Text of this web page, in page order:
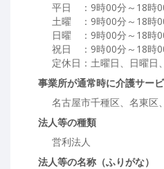
平日 ：9時00分～18時
土曜 ：9時00分～18時
日曜 ：9時00分～18時
祝日 ：9時00分～18時
定休日：土曜日、日曜日
事業所が通常時に介護サー
名古屋市千種区、名東区
法人等の種類
営利法人
法人等の名称（ふりがな）